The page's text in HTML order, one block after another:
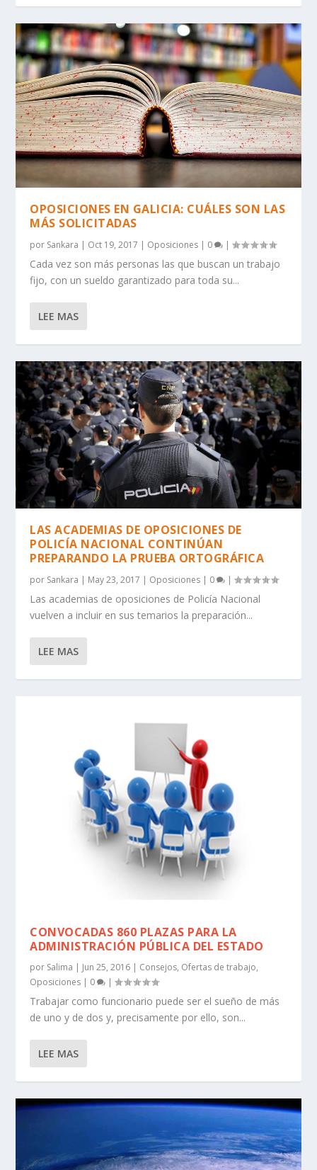
OPOSICIONES EN GALICIA: CUÁLES SON LAS
MÁS SOLICITADAS
por Sankara | Oct 19, 2017 | Oposiciones | 0 |
Cada vez son más personas las que buscan un trabajo
fijo, con un sueldo garantizado para toda su...
LEE MAS
LAS ACADEMIAS DE OPOSICIONES DE
POLICÍA NACIONAL CONTINÚAN
PREPARANDO LA PRUEBA ORTOGRÁFICA
por Sankara | May 23, 2017 | Oposiciones | 0 |
Las academias de oposiciones de Policía Nacional
vuelven a incluir en sus temarios la preparación...
LEE MAS
CONVOCADAS 860 PLAZAS PARA LA
ADMINISTRACIÓN PÚBLICA DEL ESTADO
por Salima | Jun 25, 2016 | Consejos, Ofertas de trabajo,
Oposiciones | 0 |
Trabajar como funcionario puede ser el sueño de más
de uno y de dos y, precisamente por ello, son...
LEE MAS